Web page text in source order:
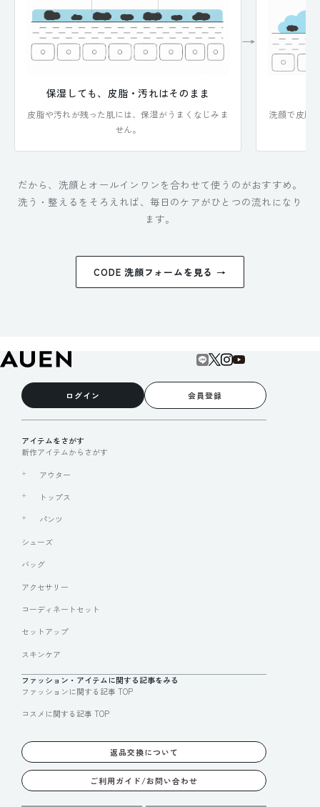
保湿しても、皮脂・汚れはそのまま
皮脂や汚れが残った肌には、保湿がうまくなじみま
せん。
→
洗顔で皮脂
だから、洗顔とオールインワンを合わせて使うのがおすすめ。
洗う・整えるをそろえれば、毎日のケアがひとつの流れになり
ます。
CODE 洗顔フォームを見る →
ログイン 会員登録
アイテムをさがす
新作アイテムからさがす
アウター
トップス
パンツ
シューズ
バッグ
アクセサリー
コーディネートセット
セットアップ
スキンケア
ファッション・アイテムに関する記事をみる
ファッションに関する記事 TOP
コスメに関する記事 TOP
返品交換について
ご利用ガイド/お問い合わせ